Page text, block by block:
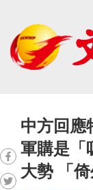
中方回應
軍購是「
大勢 「